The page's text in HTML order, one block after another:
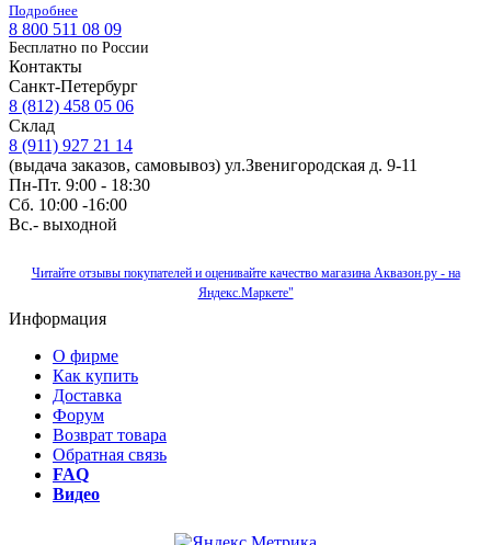
Подробнее
8 800 511 08 09
Бесплатно по Роcсии
Контакты
Санкт-Петербург
8 (812) 458 05 06
Склад
8 (911) 927 21 14
(выдача заказов, самовывоз) ул.Звенигородская д. 9-11
Пн-Пт. 9:00 - 18:30
Сб. 10:00 -16:00
Вс.- выходной
Читайте отзывы покупателей и оценивайте качество магазина Аквазон.ру - на
Яндекс.Маркете"
Информация
О фирме
Как купить
Доставка
Форум
Возврат товара
Обратная связь
FAQ
Видео